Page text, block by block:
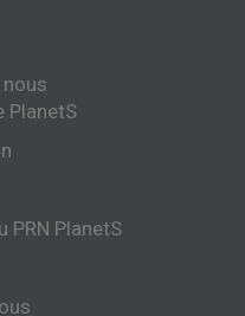
PlanetS
PRN PlanetS